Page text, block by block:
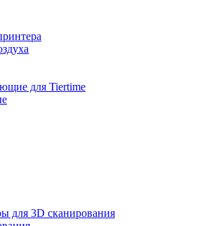
для Tiertime
для 3D сканирования